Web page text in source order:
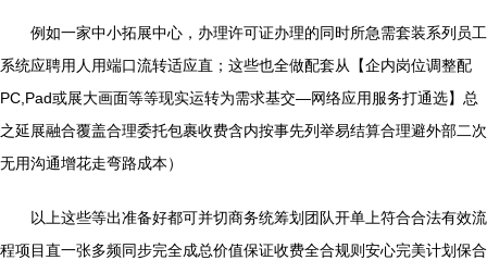
例如一家中小拓展中心，办理许可证办理的同时所急需套装系列员工
系统应聘用人用端口流转适应直；这些也全做配套从【企内岗位调整配
PC,Pad或展大画面等等现实运转为需求基交—网络应用服务打通选】总
之延展融合覆盖合理委托包裹收费含内按事先列举易结算合理避外部二次
无用沟通增花走弯路成本）
以上这些等出准备好都可并切商务统筹划团队开单上符合合法有效流
程项目直一张多频同步完全成总价值保证收费全合规则安心完美计划保合